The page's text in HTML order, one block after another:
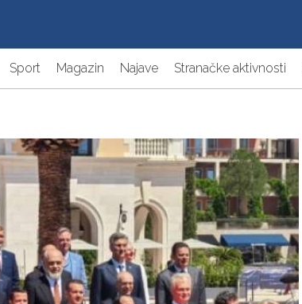
Sport Magazin Najave Stranačke aktivnosti